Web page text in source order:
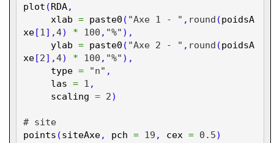
plot (RDA,
xlab = paste0 ( "Axe 1 - " , round (poidsA
xe[1 ],4) * 100 , "%" ),
ylab = paste0 ( "Axe 2 - " , round (poidsA
xe[2],4) * 100 , "%" ),
type = "n" ,
las = 1 ,
scaling = 2)
# site
points (siteAxe, pch = 19 , cex = 0.5)